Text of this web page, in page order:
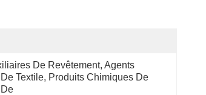
De Revêtement, Agents
Textile, Produits Chimiques De